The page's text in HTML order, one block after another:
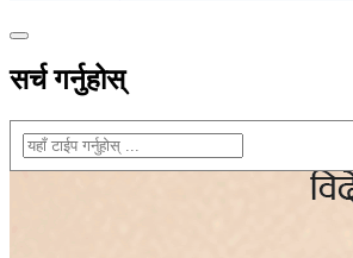
सर्च गर्नुहोस्